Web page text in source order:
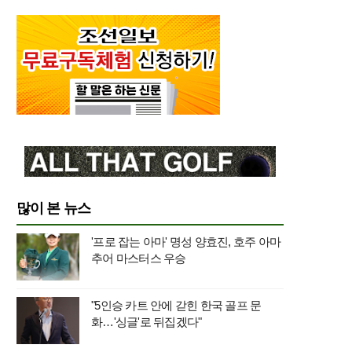
많이 본 뉴스
'프로 잡는 아마' 명성 양효진, 호주 아마
추어 마스터스 우승
"5인승 카트 안에 갇힌 한국 골프 문
화…'싱글'로 뒤집겠다"